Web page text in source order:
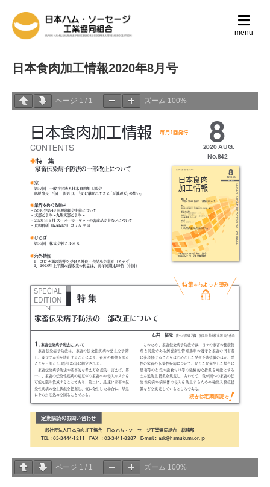
メ
ニ
定
menu
日本食肉加工情報2020年8月号
ページ 1 / 1 ズーム 100%
ページ 1 / 1 ズーム 100%